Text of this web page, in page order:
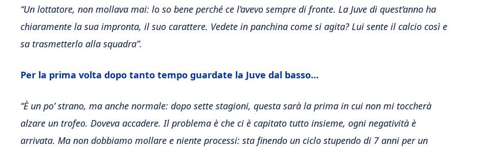
“Un lottatore, non mollava mai: lo so bene perché ce l’avevo sempre di fronte. La Juve di quest’anno ha
chiaramente la sua impronta, il suo carattere. Vedete in panchina come si agita? Lui sente il calcio così e
sa trasmetterlo alla squadra”.
Per la prima volta dopo tanto tempo guardate la Juve dal basso…
“È un po’ strano, ma anche normale: dopo sette stagioni, questa sarà la prima in cui non mi toccherà
alzare un trofeo. Doveva accadere. Il problema è che ci è capitato tutto insieme, ogni negatività è
arrivata. Ma non dobbiamo mollare e niente processi: sta finendo un ciclo stupendo di 7 anni per un